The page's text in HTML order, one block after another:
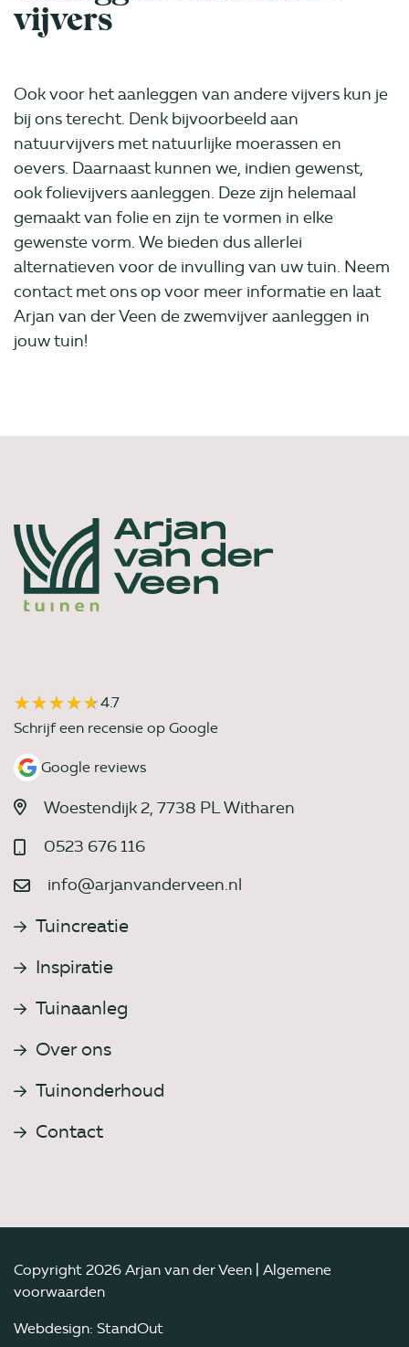
vijvers
Ook voor het aanleggen van andere vijvers kun je
bij ons terecht. Denk bijvoorbeeld aan
natuurvijvers met natuurlijke moerassen en
oevers. Daarnaast kunnen we, indien gewenst,
ook folievijvers aanleggen. Deze zijn helemaal
gemaakt van folie en zijn te vormen in elke
gewenste vorm. We bieden dus allerlei
alternatieven voor de invulling van uw tuin. Neem
contact met ons op voor meer informatie en laat
Arjan van der Veen de zwemvijver aanleggen in
jouw tuin!
★★★★★
★★★★★4.7
Schrijf een recensie op Google
Google reviews
Woestendijk 2, 7738 PL Witharen
0523 676 116
info@arjanvanderveen.nl
Tuincreatie
Inspiratie
Tuinaanleg
Over ons
Tuinonderhoud
Contact
Copyright 2026 Arjan van der Veen | Algemene
voorwaarden
Webdesign: StandOut